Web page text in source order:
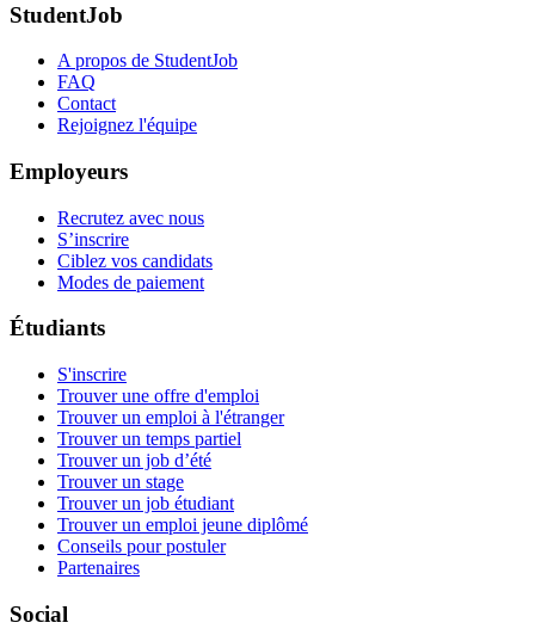
StudentJob
A propos de StudentJob
FAQ
Contact
Rejoignez l'équipe
Employeurs
Recrutez avec nous
S’inscrire
Ciblez vos candidats
Modes de paiement
Étudiants
S'inscrire
Trouver une offre d'emploi
Trouver un emploi à l'étranger
Trouver un temps partiel
Trouver un job d’été
Trouver un stage
Trouver un job étudiant
Trouver un emploi jeune diplômé
Conseils pour postuler
Partenaires
Social